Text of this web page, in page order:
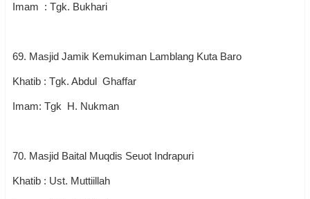
Imam : Tgk. Bukhari
69. Masjid Jamik Kemukiman Lamblang Kuta Baro
Khatib : Tgk. Abdul Ghaffar
Imam: Tgk H. Nukman
70. Masjid Baital Muqdis Seuot Indrapuri
Khatib : Ust. Muttiillah